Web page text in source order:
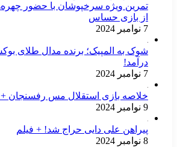
تمرین ویژه سرخپوشان با حضور
از بازی حساس
7 نوامبر 2024
شوک به المپیک؛ برنده مدال طلای
درآمد!
7 نوامبر 2024
خلاصه بازی استقلال مس رفسنجان +
9 نوامبر 2024
پیراهن علی دایی حراج شد! + فیلم
8 نوامبر 2024